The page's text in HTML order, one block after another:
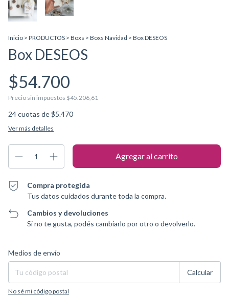
Inicio > PRODUCTOS > Boxs > Boxs Navidad > Box DESEOS
Box DESEOS
$54.700
Precio sin impuestos $45.206,61
24cuotas de$5.470
Ver más detalles
Compra protegida
Tus datos cuidados durante toda la compra.
Cambios y devoluciones
Si no te gusta, podés cambiarlo por otro o devolverlo.
Entregas para el CP:
Medios de envío
Calcular
No sé mi código postal